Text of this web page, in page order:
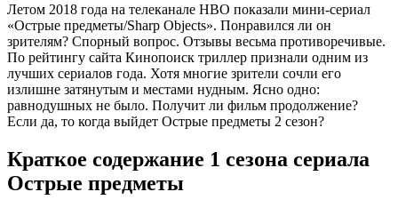
Летом 2018 года на телеканале HBO показали мини-сериал
«Острые предметы/Sharp Objects». Понравился ли он
зрителям? Спорный вопрос. Отзывы весьма противоречивые.
По рейтингу сайта Кинопоиск триллер признали одним из
лучших сериалов года. Хотя многие зрители сочли его
излишне затянутым и местами нудным. Ясно одно:
равнодушных не было. Получит ли фильм продолжение?
Если да, то когда выйдет Острые предметы 2 сезон?
Краткое содержание 1 сезона сериала
Острые предметы